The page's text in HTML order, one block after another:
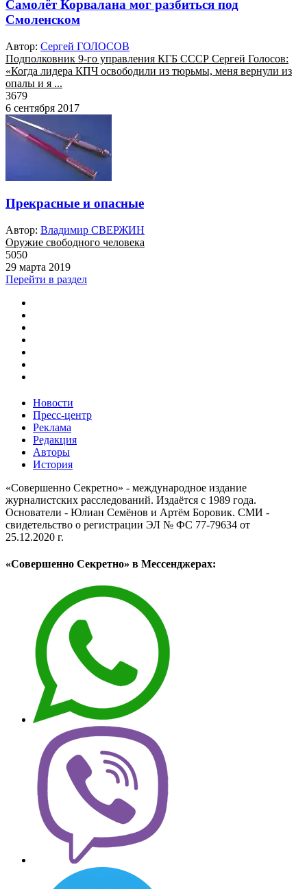
Самолёт Корвалана мог разбиться под
Смоленском
Автор: Сергей ГОЛОСОВ
Подполковник 9-го управления КГБ СССР Сергей Голосов:
«Когда лидера КПЧ освободили из тюрьмы, меня вернули из
опалы и я ...
3679
6 сентября 2017
Прекрасные и опасные
Автор: Владимир СВЕРЖИН
Оружие свободного человека
5050
29 марта 2019
Перейти в раздел
Новости
Пресс-центр
Реклама
Редакция
Авторы
История
«Совершенно Секретно» - международное издание
журналистских расследований. Издаётся с 1989 года.
Основатели - Юлиан Семёнов и Артём Боровик. CМИ -
свидетельство о регистрации ЭЛ № ФС 77-79634 от
25.12.2020 г.
«Совершенно Секретно» в Мессенджерах: